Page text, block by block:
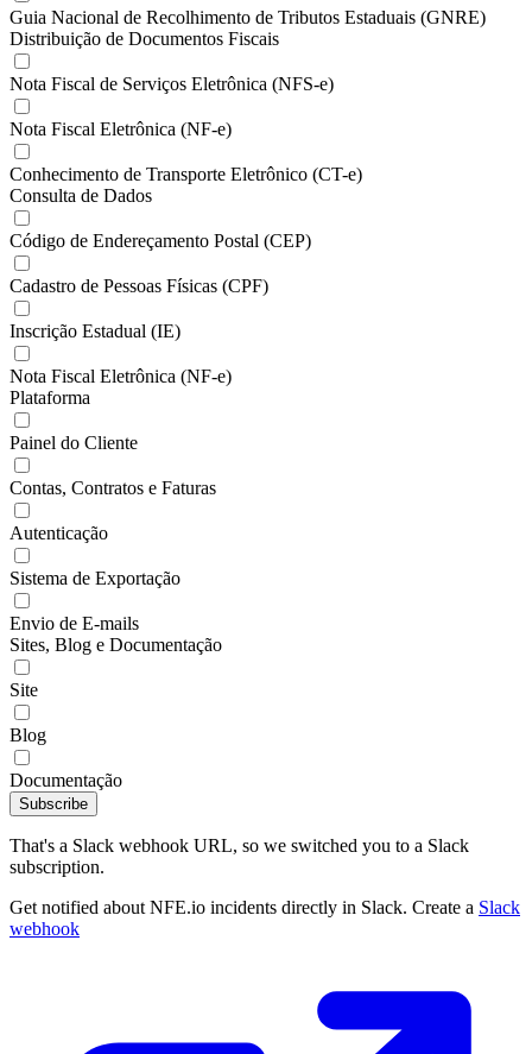
Guia Nacional de Recolhimento de Tributos Estaduais (GNRE)
Distribuição de Documentos Fiscais
Nota Fiscal de Serviços Eletrônica (NFS-e)
Nota Fiscal Eletrônica (NF-e)
Conhecimento de Transporte Eletrônico (CT-e)
Consulta de Dados
Código de Endereçamento Postal (CEP)
Cadastro de Pessoas Físicas (CPF)
Inscrição Estadual (IE)
Nota Fiscal Eletrônica (NF-e)
Plataforma
Painel do Cliente
Contas, Contratos e Faturas
Autenticação
Sistema de Exportação
Envio de E-mails
Sites, Blog e Documentação
Site
Blog
Documentação
Subscribe
That's a Slack webhook URL, so we switched you to a Slack
subscription.
Get notified about NFE.io incidents directly in Slack. Create a Slack
webhook